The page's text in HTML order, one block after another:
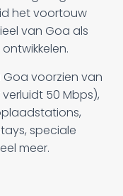
het voortouw
van Goa als
voorzien van
50 Mbps),
speciale
meer.